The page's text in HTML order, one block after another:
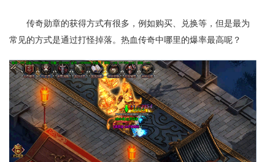
传奇勋章的获得方式有很多，例如购买、兑换等，但是最为
常见的方式是通过打怪掉落。热血传奇中哪里的爆率最高呢？